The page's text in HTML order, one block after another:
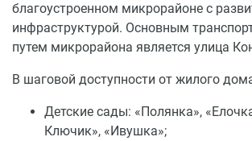
благоустроенном микрорайоне с
инфраструктурой. Основным
путем микрорайона является улица
В шаговой доступности от жилого
Детские сады: «Полянка»,
Ключик», «Ивушка»;